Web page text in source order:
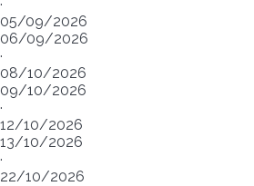
·
05/09/2026
06/09/2026
·
08/10/2026
09/10/2026
·
12/10/2026
13/10/2026
·
22/10/2026